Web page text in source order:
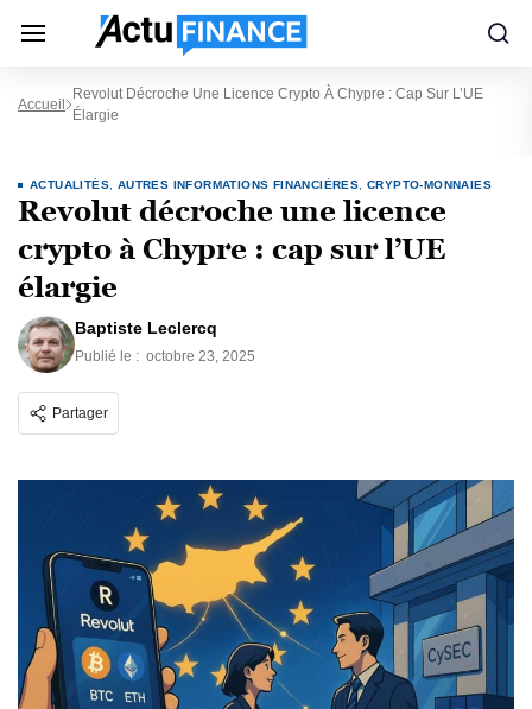
Accueil
Revolut Décroche Une Licence Crypto À Chypre : Cap Sur L’UE
Élargie
ACTUALITÉS AUTRES INFORMATIONS FINANCIÈRES CRYPTO-MONNAIES
Revolut décroche une licence
crypto à Chypre : cap sur l’UE
élargie
Baptiste Leclercq
Publié le : octobre 23, 2025
Partager